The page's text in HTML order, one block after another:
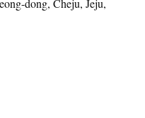
dong, Cheju, Jeju,